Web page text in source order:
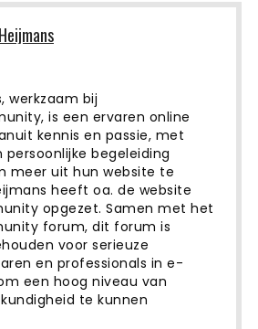
werkzaam bij
is een ervaren online
kennis en passie, met
begeleiding
meer uit hun website te
heeft oa. de website
opgezet. Samen met het
forum, dit forum is
voor serieuze
en professionals in e-
een ​​hoog niveau van
te kunnen